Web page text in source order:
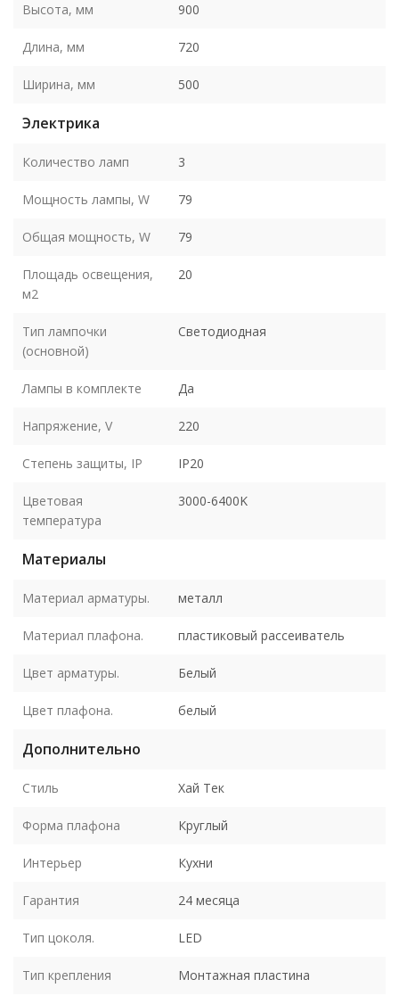
Высота, мм 900
Длина, мм 720
Ширина, мм 500
Электрика
Количество ламп 3
Мощность лампы, W 79
Общая мощность, W 79
Площадь освещения,
м2
20
Тип лампочки
(основной)
Светодиодная
Лампы в комплекте Да
Напряжение, V 220
Степень защиты, IP IP20
Цветовая
температура
3000-6400K
Материалы
Материал арматуры. металл
Материал плафона. пластиковый рассеиватель
Цвет арматуры. Белый
Цвет плафона. белый
Дополнительно
Стиль Хай Тек
Форма плафона Круглый
Интерьер Кухни
Гарантия 24 месяца
Тип цоколя. LED
Тип крепления Монтажная пластина